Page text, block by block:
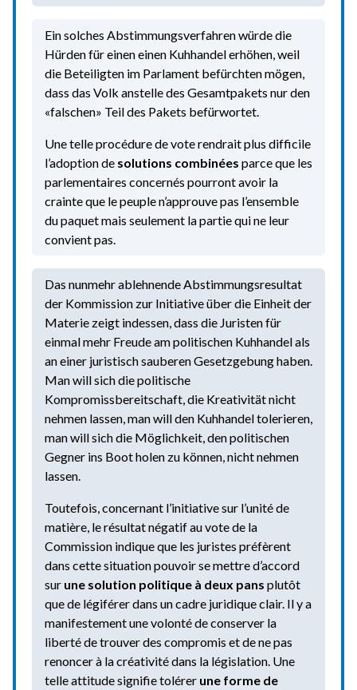
Ein solches Abstimmungsverfahren würde die
Hürden für einen einen Kuhhandel erhöhen, weil
die Beteiligten im Parlament befürchten mögen,
dass das Volk anstelle des Gesamtpakets nur den
«falschen» Teil des Pakets befürwortet.
Une telle procédure de vote rendrait plus difficile
l’adoption de solutions combinées parce que les
parlementaires concernés pourront avoir la
crainte que le peuple n’approuve pas l’ensemble
du paquet mais seulement la partie qui ne leur
convient pas.
Das nunmehr ablehnende Abstimmungsresultat
der Kommission zur Initiative über die Einheit der
Materie zeigt indessen, dass die Juristen für
einmal mehr Freude am politischen Kuhhandel als
an einer juristisch sauberen Gesetzgebung haben.
Man will sich die politische
Kompromissbereitschaft, die Kreativität nicht
nehmen lassen, man will den Kuhhandel tolerieren,
man will sich die Möglichkeit, den politischen
Gegner ins Boot holen zu können, nicht nehmen
lassen.
Toutefois, concernant l’initiative sur l’unité de
matière, le résultat négatif au vote de la
Commission indique que les juristes préfèrent
dans cette situation pouvoir se mettre d’accord
sur une solution politique à deux pans plutôt
que de légiférer dans un cadre juridique clair. Il y a
manifestement une volonté de conserver la
liberté de trouver des compromis et de ne pas
renoncer à la créativité dans la législation. Une
telle attitude signifie tolérer une forme de